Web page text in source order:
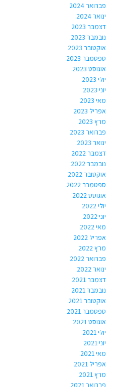
פברואר 2024
ינואר 2024
דצמבר 2023
נובמבר 2023
אוקטובר 2023
ספטמבר 2023
אוגוסט 2023
יולי 2023
יוני 2023
מאי 2023
אפריל 2023
מרץ 2023
פברואר 2023
ינואר 2023
דצמבר 2022
נובמבר 2022
אוקטובר 2022
ספטמבר 2022
אוגוסט 2022
יולי 2022
יוני 2022
מאי 2022
אפריל 2022
מרץ 2022
פברואר 2022
ינואר 2022
דצמבר 2021
נובמבר 2021
אוקטובר 2021
ספטמבר 2021
אוגוסט 2021
יולי 2021
יוני 2021
מאי 2021
אפריל 2021
מרץ 2021
פברואר 2021